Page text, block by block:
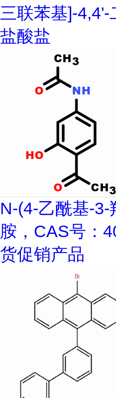
三联苯基]-4,4'-
盐酸盐
N-(4-乙酰基-
胺，CAS号：
货促销产品